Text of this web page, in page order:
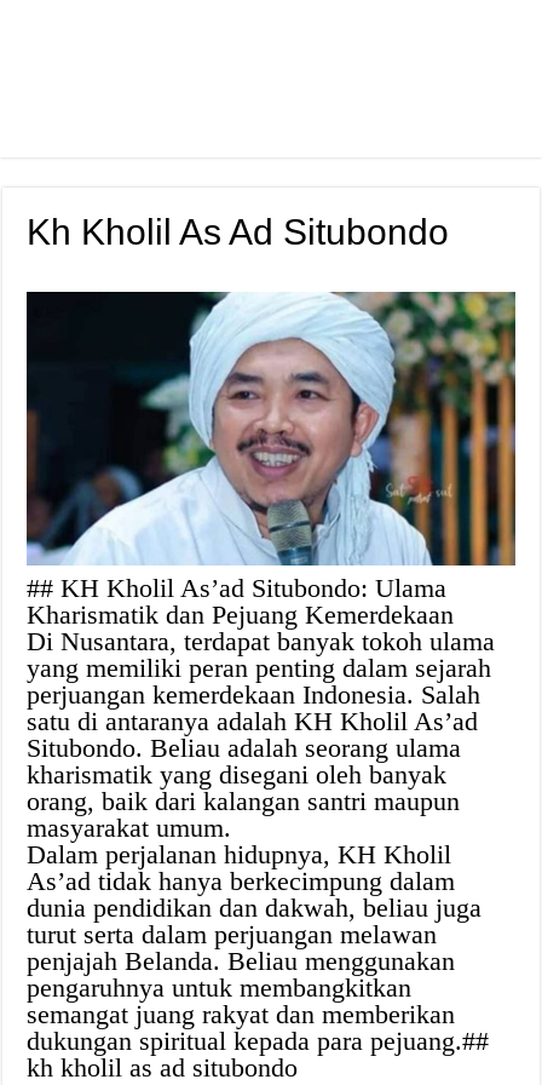
Kh Kholil As Ad Situbondo
## KH Kholil As’ad Situbondo: Ulama
Kharismatik dan Pejuang Kemerdekaan
Di Nusantara, terdapat banyak tokoh ulama
yang memiliki peran penting dalam sejarah
perjuangan kemerdekaan Indonesia. Salah
satu di antaranya adalah KH Kholil As’ad
Situbondo. Beliau adalah seorang ulama
kharismatik yang disegani oleh banyak
orang, baik dari kalangan santri maupun
masyarakat umum.
Dalam perjalanan hidupnya, KH Kholil
As’ad tidak hanya berkecimpung dalam
dunia pendidikan dan dakwah, beliau juga
turut serta dalam perjuangan melawan
penjajah Belanda. Beliau menggunakan
pengaruhnya untuk membangkitkan
semangat juang rakyat dan memberikan
dukungan spiritual kepada para pejuang.##
kh kholil as ad situbondo